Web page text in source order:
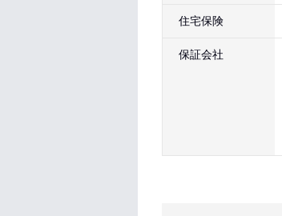
住宅保険
保証会社